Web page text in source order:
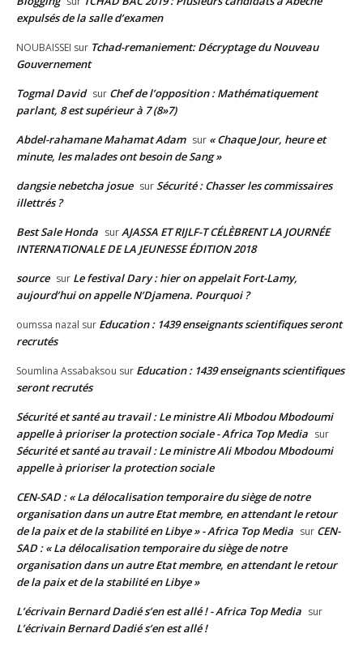
expulsés de la salle d’examen
NOUBAISSEI sur Tchad-remaniement: Décryptage du Nouveau
Gouvernement
Togmal David sur Chef de l’opposition : Mathématiquement
parlant, 8 est supérieur à 7 (8»7)
Abdel-rahamane Mahamat Adam sur « Chaque Jour, heure et
minute, les malades ont besoin de Sang »
dangsie nebetcha josue surSécurité : Chasser les commissaires
illettrés ?
Best Sale Honda surAJASSA ET RIJLF-T CÉLÈBRENT LA JOURNÉE
INTERNATIONALE DE LA JEUNESSE ÉDITION 2018
source sur Le festival Dary : hier on appelait Fort-Lamy,
aujourd’hui on appelle N’Djamena. Pourquoi ?
oumssa nazal sur Education : 1439 enseignants scientifiques seront
recrutés
Soumlina Assabaksou sur Education : 1439 enseignants scientifiques
seront recrutés
Sécurité et santé au travail : Le ministre Ali Mbodou Mbodoumi
appelle à prioriser la protection sociale - Africa Top Media sur
Sécurité et santé au travail : Le ministre Ali Mbodou Mbodoumi
appelle à prioriser la protection sociale
CEN-SAD : « La délocalisation temporaire du siège de notre
organisation dans un autre Etat membre, en attendant le retour
de la paix et de la stabilité en Libye » - Africa Top Media sur CEN-
SAD : « La délocalisation temporaire du siège de notre
organisation dans un autre Etat membre, en attendant le retour
de la paix et de la stabilité en Libye »
L’écrivain Bernard Dadié s’en est allé ! - Africa Top Media sur
L’écrivain Bernard Dadié s’en est allé !